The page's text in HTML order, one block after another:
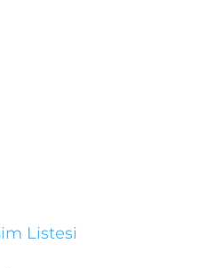
Listesi